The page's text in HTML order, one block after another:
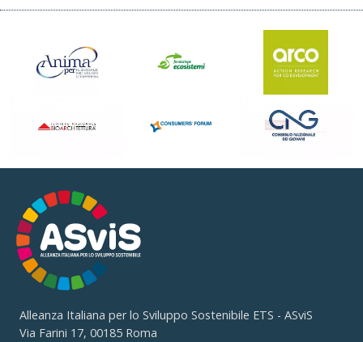
Alleanza Italiana per lo Sviluppo Sostenibile ETS - ASviS
Via Farini 17, 00185 Roma